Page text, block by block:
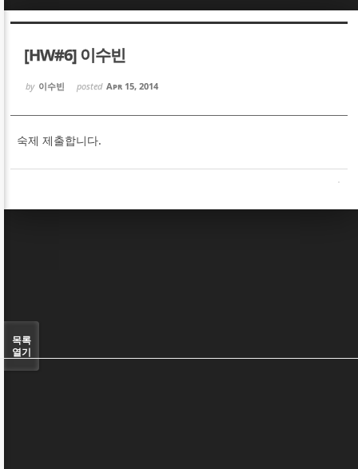
[HW#6] 이수빈
by 이수빈 posted Apr 15, 2014
숙제 제출합니다.
목록
열기
Sketchbook5, 스케치북5
Sketchbook5, 스케치북5
Sketchbook5, 스케치북5
Sketchbook5, 스케치북5